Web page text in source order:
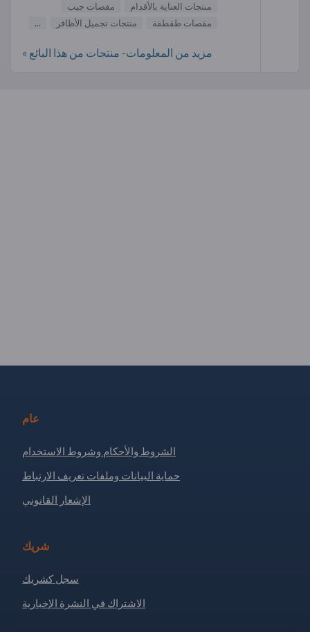
منتجات العناية بالأقدام
مقصات جيب
مقصات طقطقة
منتجات تجميل الأظافر ...
مزيد من المعلومات- منتجات من هذا البائع »
عام
الشروط والأحكام وشروط الاستخدام
حماية البيانات وملفات تعريف الارتباط
الإشعار القانوني
شريك
سجل كشريك
الاشتراك في النشرة الإخبارية